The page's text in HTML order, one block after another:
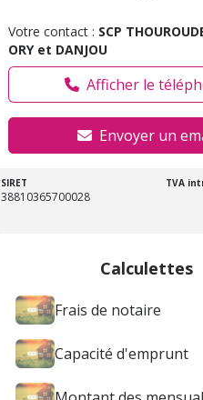
Votre contact : SCP
ORY et DANJOU
Afficher le
Envoyer un
SIRET
38810365700028
TVA
Calculettes
Frais de notaire
Capacité d'emprunt